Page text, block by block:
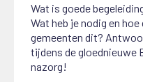
Wat is goede
Wat heb je nodig en
gemeenten dit?
tijdens de gloednieuwe
nazorg!